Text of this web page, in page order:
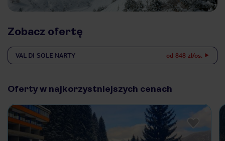
Zobacz ofertę
VAL DI SOLE NARTY od 848 zł/os.
Oferty w najkorzystniejszych cenach